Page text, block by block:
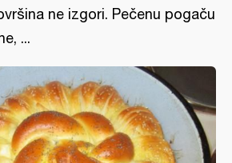
ne izgori. Pečenu pogaču
...